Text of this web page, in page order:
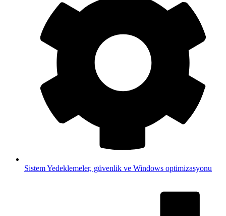
SistemYedeklemeler, güvenlik ve Windows optimizasyonu